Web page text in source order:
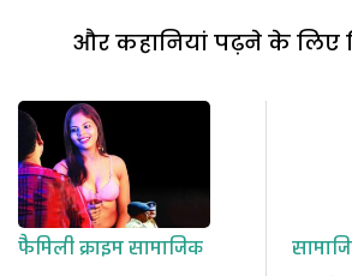
और कहानियां पढ़ने के लिए
फैमिली क्राइमसामाजिक